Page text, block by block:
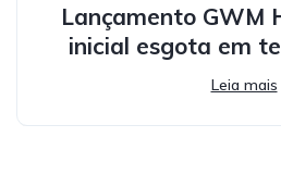
Lançamento GWM
inicial esgota em
Leia mais